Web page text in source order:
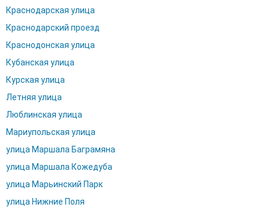
Краснодарская улица
Краснодарский проезд
Краснодонская улица
Кубанская улица
Курская улица
Летняя улица
Люблинская улица
Мариупольская улица
улица Маршала Баграмяна
улица Маршала Кожедуба
улица Марьинский Парк
улица Нижние Поля